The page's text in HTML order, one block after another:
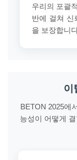
우리의 포괄
반에 걸쳐 신
을 보장합니
이
BETON 2025에
능성이 어떻게